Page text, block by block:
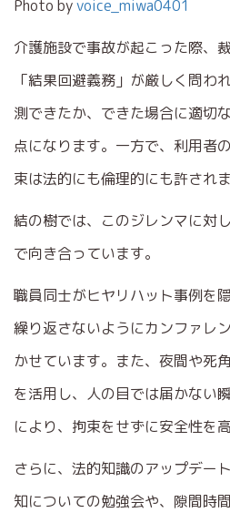
Photo byvoice_miwa0401
介護施設で事故が起こった際、
「結果回避義務」が厳しく問わ
測できたか、できた場合に適切
点になります。一方で、利用者
束は法的にも倫理的にも許されま
結の樹では、このジレンマに対
で向き合っています。
職員同士がヒヤリハット事例を
繰り返さないようにカンファレ
かせています。また、夜間や死
を活用し、人の目では届かない
により、拘束をせずに安全性を
さらに、法的知識のアップデー
知についての勉強会や、隙間時